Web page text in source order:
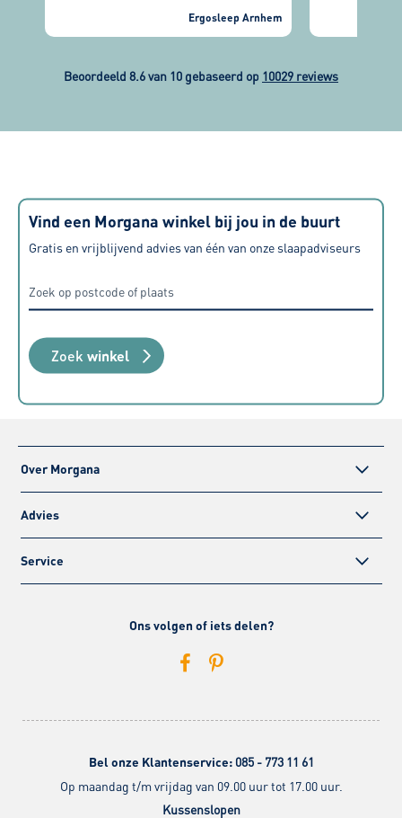
Ergosleep Arnhem
gedaan en
naar ons
heerlijk
Beoordeeld 8.6 van 10 gebaseerd op 10029 reviews
Vind een Morgana winkel bij jou in de buurt
Gratis en vrijblijvend advies van één van onze slaapadviseurs
Zoek winkel
Over Morgana
Advies
Service
Ons volgen of iets delen?
Bel onze Klantenservice: 085 - 773 11 61
Op maandag t/m vrijdag van 09.00 uur tot 17.00 uur.
Kussenslopen